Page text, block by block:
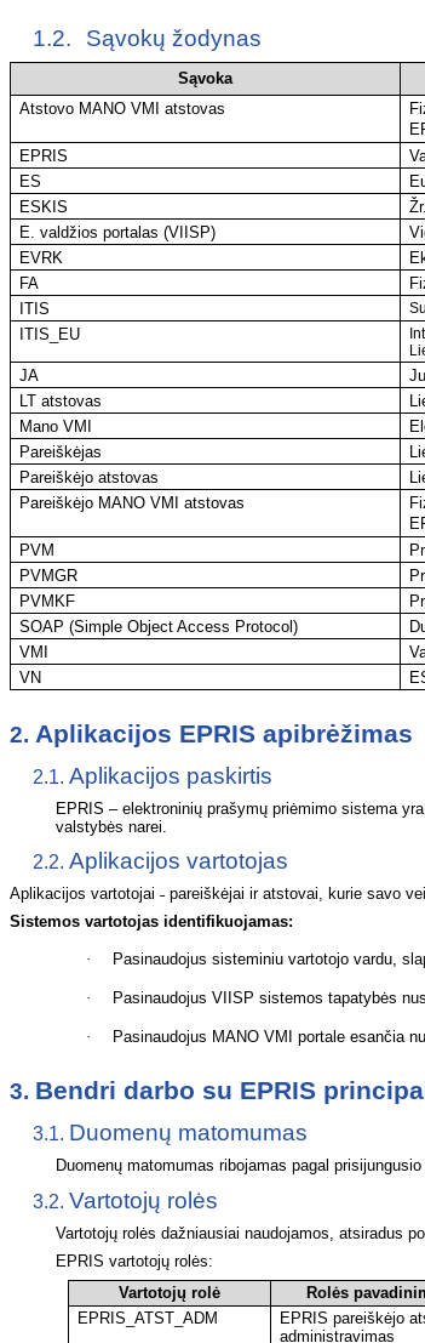
1.2. Sąvokų žodynas
Sąvoka
Atstovo MANO VMI atstovas
EPRIS
ES
ESKIS
E. valdžios portalas (VIISP)
EVRK
FA
ITIS
ITIS_EU
JA
LT atstovas
Mano VMI
Pareiškėjas
Pareiškėjo atstovas
Pareiškėjo MANO VMI atstovas
PVM
PVMGR
PVMKF
SOAP (Simple Object Access Protocol)
VMI
VN
2. Aplikacijos EPRIS apibrėžimas
2.1. Aplikacijos paskirtis
EPRIS – elektroninių prašymų priėmimo sistema
valstybės narei.
2.2. Aplikacijos vartotojas
Aplikacijos vartotojai ˗ pareiškėjai ir atstovai, kurie savo
Sistemos vartotojas identifikuojamas:
· Pasinaudojus sisteminiu vartotojo vardu,
· Pasinaudojus VIISP sistemos tapatybės
· Pasinaudojus MANO VMI portale esančia
3. Bendri darbo su EPRIS
3.1. Duomenų matomumas
Duomenų matomumas ribojamas pagal
3.2. Vartotojų rolės
Vartotojų rolės dažniausiai naudojamos, atsiradus
EPRIS vartotojų rolės:
Vartotojų rolė
Rolės
EPRIS_ATST_ADM
EPRIS pareiškėjo
administravimas